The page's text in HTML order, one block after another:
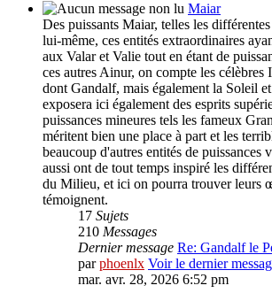
Maiar
Des puissants Maiar, telles les
lui-même, ces entités extraordinaires
aux Valar et Valie tout en étant de
ces autres Ainur, on compte les célèbres
dont Gandalf, mais également la Soleil
exposera ici également des esprits
puissances mineures tels les fameux
méritent bien une place à part et les
beaucoup d'autres entités de puissances
aussi ont de tout temps inspiré les
du Milieu, et ici on pourra trouver leurs
témoignent.
17 Sujets
210 Messages
Dernier message Re: Gandalf le
parphoenlx Voir le dernier
mar. avr. 28, 2026 6:52 pm